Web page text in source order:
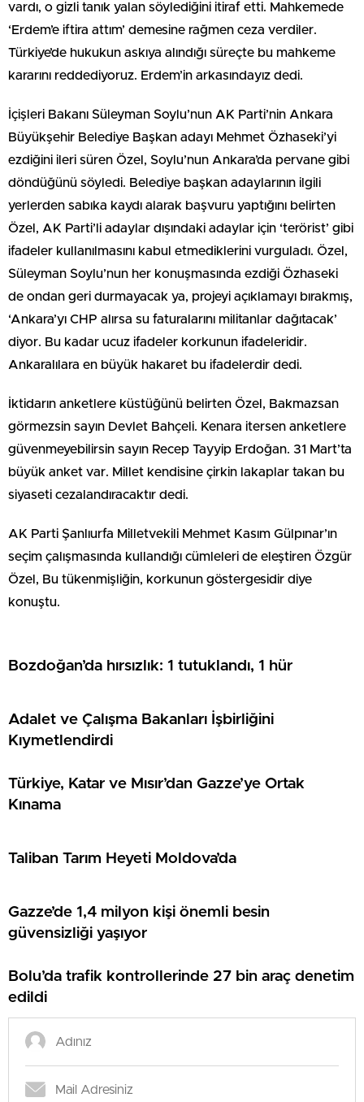
vardı, o gizli tanık yalan söylediğini itiraf etti. Mahkemede
‘Erdem’e iftira attım’ demesine rağmen ceza verdiler.
Türkiye’de hukukun askıya alındığı süreçte bu mahkeme
kararını reddediyoruz. Erdem’in arkasındayız dedi.
İçişleri Bakanı Süleyman Soylu’nun AK Parti’nin Ankara
Büyükşehir Belediye Başkan adayı Mehmet Özhaseki’yi
ezdiğini ileri süren Özel, Soylu’nun Ankara’da pervane gibi
döndüğünü söyledi. Belediye başkan adaylarının ilgili
yerlerden sabıka kaydı alarak başvuru yaptığını belirten
Özel, AK Parti’li adaylar dışındaki adaylar için ‘terörist’ gibi
ifadeler kullanılmasını kabul etmediklerini vurguladı. Özel,
Süleyman Soylu’nun her konuşmasında ezdiği Özhaseki
de ondan geri durmayacak ya, projeyi açıklamayı bırakmış,
‘Ankara’yı CHP alırsa su faturalarını militanlar dağıtacak’
diyor. Bu kadar ucuz ifadeler korkunun ifadeleridir.
Ankaralılara en büyük hakaret bu ifadelerdir dedi.
İktidarın anketlere küstüğünü belirten Özel, Bakmazsan
görmezsin sayın Devlet Bahçeli. Kenara itersen anketlere
güvenmeyebilirsin sayın Recep Tayyip Erdoğan. 31 Mart’ta
büyük anket var. Millet kendisine çirkin lakaplar takan bu
siyaseti cezalandıracaktır dedi.
AK Parti Şanlıurfa Milletvekili Mehmet Kasım Gülpınar’ın
seçim çalışmasında kullandığı cümleleri de eleştiren Özgür
Özel, Bu tükenmişliğin, korkunun göstergesidir diye
konuştu.
Bozdoğan’da hırsızlık: 1 tutuklandı, 1 hür
Adalet ve Çalışma Bakanları İşbirliğini
Kıymetlendirdi
Türkiye, Katar ve Mısır’dan Gazze’ye Ortak
Kınama
Taliban Tarım Heyeti Moldova’da
Gazze’de 1,4 milyon kişi önemli besin
güvensizliği yaşıyor
Bolu’da trafik kontrollerinde 27 bin araç denetim
edildi